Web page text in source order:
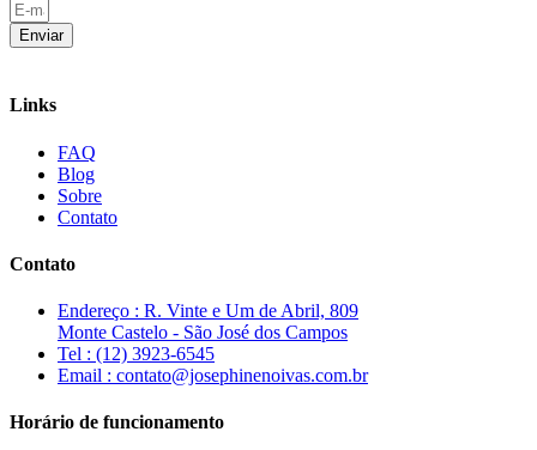
Enviar
Links
FAQ
Blog
Sobre
Contato
Contato
Endereço : R. Vinte e Um de Abril, 809
Monte Castelo - São José dos Campos
Tel : (12) 3923-6545
Email : contato@josephinenoivas.com.br
Horário de funcionamento